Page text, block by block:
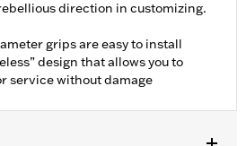
direction in customizing.
grips are easy to install
design that allows you to
service without damage